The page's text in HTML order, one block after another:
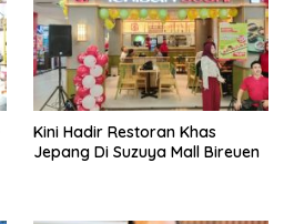
Kini Hadir Restoran Khas
Jepang Di Suzuya Mall Bireuen